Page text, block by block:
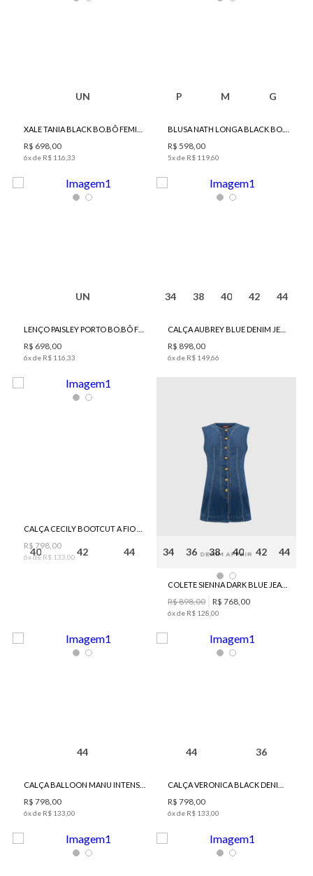
UN
R$ 698,00
6x de R$ 116 33
P M G
R$ 598,00
5x de R$ 11960
UN
R$ 698 00
6x de R$ 116 33
34 38 40 42 44
R$ 898 00
6x de R$ 14966
40 42 44
R$ 798,00
6x de R$ 133 00 34 36 38 40 42 44
R$898,00 R$ 768,00
6x de R$ 128,00
44
R$ 798,00
6x de R$ 133 00
44 36
R$ 798,00
6x de R$ 133 00